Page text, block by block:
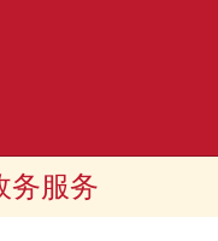
务服务